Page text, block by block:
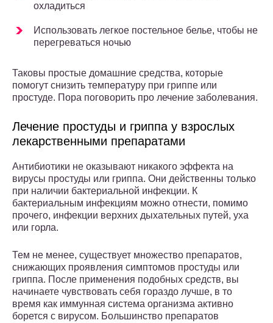
охладиться
Использовать легкое постельное белье, чтобы не
перегреваться ночью
Таковы простые домашние средства, которые
помогут снизить температуру при гриппе или
простуде. Пора поговорить про лечение заболевания.
Лечение простуды и гриппа у взрослых
лекарственными препаратами
Антибиотики не оказывают никакого эффекта на
вирусы простуды или гриппа. Они действенны только
при наличии бактериальной инфекции. К
бактериальным инфекциям можно отнести, помимо
прочего, инфекции верхних дыхательных путей, уха
или горла.
Тем не менее, существует множество препаратов,
снижающих проявления симптомов простуды или
гриппа. После применения подобных средств, вы
начинаете чувствовать себя гораздо лучше, в то
время как иммунная система организма активно
борется с вирусом. Большинство препаратов